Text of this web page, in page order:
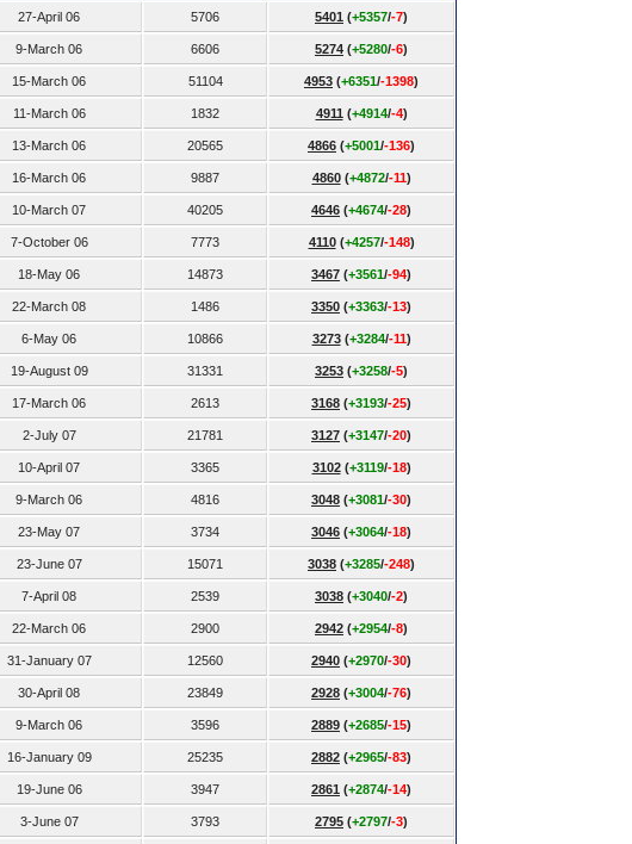
27-April 06 5706 5401 (+5357/-7)
9-March 06 6606 5274 (+5280/-6)
15-March 06 51104 4953 (+6351/-1398)
11-March 06 1832 4911 (+4914/-4)
13-March 06 20565 4866 (+5001/-136)
16-March 06 9887 4860(+4872/-11)
10-March 07 40205 4646 (+4674/-28)
7-October 06 7773 4110(+4257/-148)
18-May 06 14873 3467 (+3561/-94)
22-March 08 1486 3350 (+3363/-13)
6-May 06 10866 3273(+3284/-11)
19-August 09 31331 3253 (+3258/-5)
17-March 06 2613 3168 (+3193/-25)
2-July 07 21781 3127 (+3147/-20)
10-April 07 3365 3102(+3119/-18)
9-March 06 4816 3048 (+3081/-30)
23-May 07 3734 3046 (+3064/-18)
23-June 07 15071 3038 (+3285/-248)
7-April 08 2539 3038 (+3040/-2)
22-March 06 2900 2942 (+2954/-8)
31-January 07 12560 2940 (+2970/-30)
30-April 08 23849 2928 (+3004/-76)
9-March 06 3596 2889 (+2685/-15)
16-January 09 25235 2882 (+2965/-83)
19-June 06 3947 2861 (+2874/-14)
3-June 07 3793 2795 (+2797/-3)